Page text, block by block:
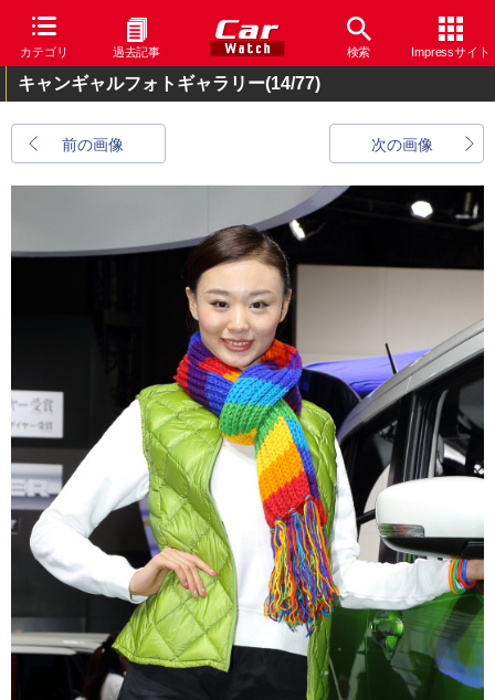
カテゴリ 過去記事 検索 Impressサイト
キャンギャルフォトギャラリー(14/77)
前の画像 次の画像